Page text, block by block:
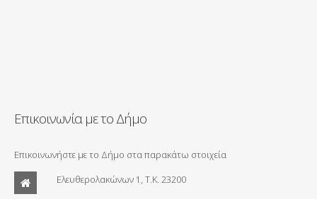
Επικοινωνία με το Δήμο
Επικοινωνήστε με το Δήμο στα παρακάτω στοιχεία
Ελευθερολακώνων 1, Τ.Κ. 23200